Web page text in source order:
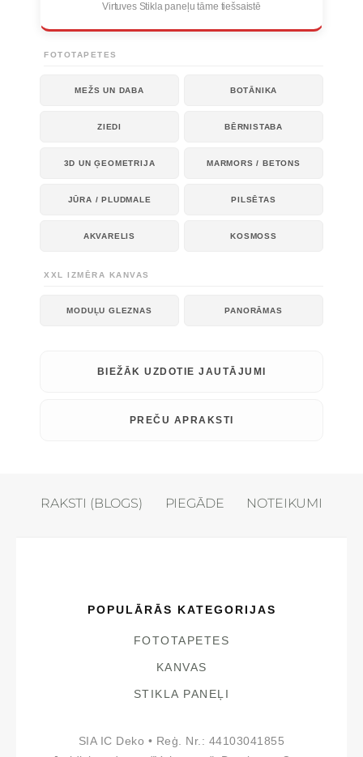
Virtuves Stikla paneļu tāme tiešsaistē
FOTOTAPETES
MEŽS UN DABA BOTĀNIKA
ZIEDI BĒRNISTABA
3D UN ĢEOMETRIJA MARMORS / BETONS
JŪRA / PLUDMALE PILSĒTAS
AKVARELIS KOSMOSS
XXL IZMĒRA KANVAS
MODUĻU GLEZNAS PANORĀMAS
BIEŽĀK UZDOTIE JAUTĀJUMI
PREČU APRAKSTI
RAKSTI (BLOGS) PIEGĀDE NOTEIKUMI
POPULĀRĀS KATEGORIJAS
FOTOTAPETES
KANVAS
STIKLA PANEĻI
SIA IC Deko • Reģ. Nr.: 44103041855